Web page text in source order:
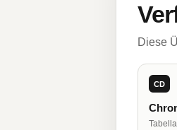
Diese
CD